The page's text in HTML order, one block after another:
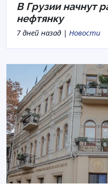
В Грузии начнут
нефтянку
7 дней назад | Новости